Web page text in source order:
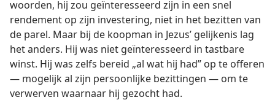
woorden, hij zou geïnteresseerd zijn in een snel
rendement op zijn investering, niet in het bezitten van
de parel. Maar bij de koopman in Jezus’ gelijkenis lag
het anders. Hij was niet geïnteresseerd in tastbare
winst. Hij was zelfs bereid „al wat hij had” op te offeren
— mogelijk al zijn persoonlijke bezittingen — om te
verwerven waarnaar hij gezocht had.